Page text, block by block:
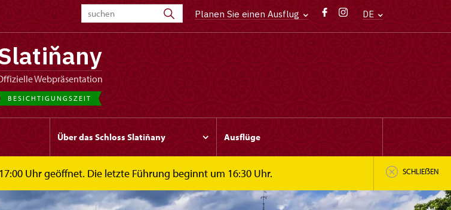
Planen Sie einen Ausflug DE
offizielle Webpräsentation
BESICHTIGUNGSZEIT
Über das Schloss Slatiňany Ausflüge
Uhr geöffnet. Die letzte Führung beginnt um 16:30 Uhr. SCHLIEẞEN